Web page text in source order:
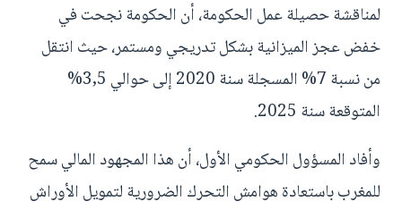
لمناقشة حصيلة عمل الحكومة، أن الحكومة نجحت في
خفض عجز الميزانية بشكل تدريجي ومستمر، حيث انتقل
من نسبة 7% المسجلة سنة 2020 إلى حوالي 3,5%
المتوقعة سنة 2025.
وأفاد المسؤول الحكومي الأول، أن هذا المجهود المالي سمح
للمغرب باستعادة هوامش التحرك الضرورية لتمويل الأوراش